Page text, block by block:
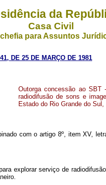
da
Casa Civil
para Assuntos
DE 25 DE MARÇO DE 1981
Outorga concessão ao SBT
radiodifusão de sons e
Estado do Rio Grande do
com o artigo 8º, item XV,
explorar serviço de